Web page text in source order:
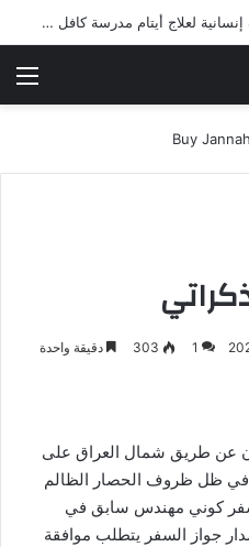
شرطة ميسان تلقي القبض على مطلقي العيارات النارية أثناء تشييع جنائزي في العمارة
1
303 دقيقة واحدة
الى ايران عن طريق شمال العراق على
ظل ظروف الحصار الظالم
كوني مهندس سابق في
جواز السفر يتطلب موافقة